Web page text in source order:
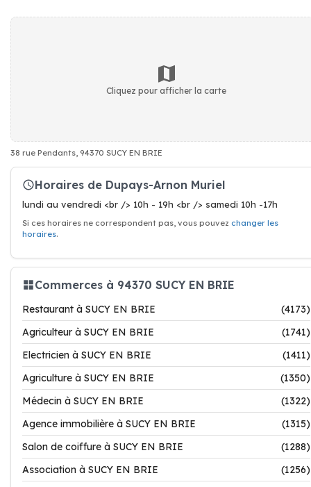
Cliquez pour afficher la carte
38 rue Pendants, 94370 SUCY EN BRIE
Horaires de Dupays-Arnon Muriel
lundi au vendredi <br /> 10h - 19h <br /> samedi 10h -17h
Si ces horaires ne correspondent pas, vous pouvez changer les
horaires.
Commerces à 94370 SUCY EN BRIE
Restaurant à SUCY EN BRIE
(4173)
Agriculteur à SUCY EN BRIE
(1741)
Electricien à SUCY EN BRIE
(1411)
Agriculture à SUCY EN BRIE
(1350)
Médecin à SUCY EN BRIE
(1322)
Agence immobilière à SUCY EN BRIE
(1315)
Salon de coiffure à SUCY EN BRIE
(1288)
Association à SUCY EN BRIE
(1256)